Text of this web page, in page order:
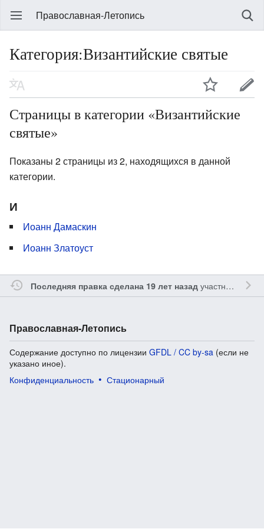
Православная-Летопись
Категория:Византийские святые
Страницы в категории «Византийские
святые»
Показаны 2 страницы из 2, находящихся в данной
категории.
И
Иоанн Дамаскин
Иоанн Златоуст
Последняя правка сделана 19 лет назадучастником Gleb
Православная-Летопись
Содержание доступно по лицензии GFDL / CC by-sa (если не
указано иное).
Конфиденциальность
Стационарный